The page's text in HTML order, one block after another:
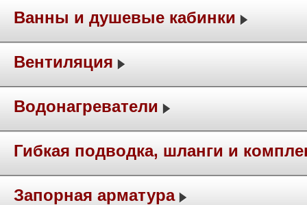
Ванны и душевые кабинки
Вентиляция
Водонагреватели
Гибкая подводка, шланги и
Запорная арматура